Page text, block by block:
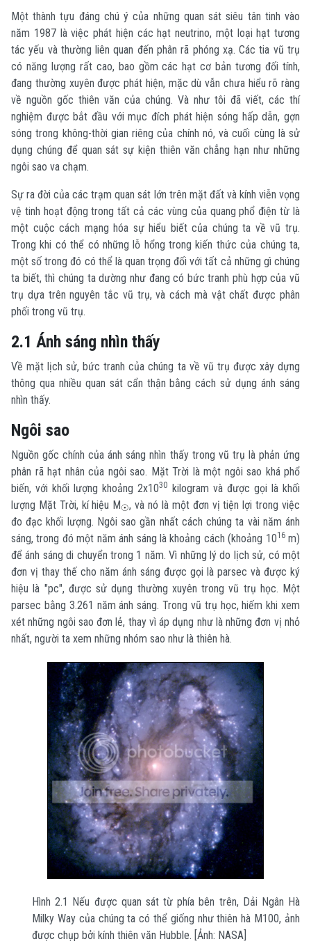
Một thành tựu đáng chú ý của những quan sát siêu tân tinh vào
năm 1987 là việc phát hiện các hạt neutrino, một loại hạt tương
tác yếu và thường liên quan đến phân rã phóng xạ. Các tia vũ trụ
có năng lượng rất cao, bao gồm các hạt cơ bản tương đối tính,
đang thường xuyên được phát hiện, mặc dù vẫn chưa hiểu rõ ràng
về nguồn gốc thiên văn của chúng. Và như tôi đã viết, các thí
nghiệm được bắt đầu với mục đích phát hiện sóng hấp dẫn, gợn
sóng trong không-thời gian riêng của chính nó, và cuối cùng là sử
dụng chúng để quan sát sự kiện thiên văn chẳng hạn như những
ngôi sao va chạm.
Sự ra đời của các trạm quan sát lớn trên mặt đất và kính viễn vọng
vệ tinh hoạt động trong tất cả các vùng của quang phổ điện từ là
một cuộc cách mạng hóa sự hiểu biết của chúng ta về vũ trụ.
Trong khi có thể có những lỗ hổng trong kiến thức của chúng ta,
một số trong đó có thể là quan trọng đối với tất cả những gì chúng
ta biết, thì chúng ta dường như đang có bức tranh phù hợp của vũ
trụ dựa trên nguyên tắc vũ trụ, và cách mà vật chất được phân
phối trong vũ trụ.
2.1 Ánh sáng nhìn thấy
Về mặt lịch sử, bức tranh của chúng ta về vũ trụ được xây dựng
thông qua nhiều quan sát cẩn thận bằng cách sử dụng ánh sáng
nhìn thấy.
Ngôi sao
Nguồn gốc chính của ánh sáng nhìn thấy trong vũ trụ là phản ứng
phân rã hạt nhân của ngôi sao. Mặt Trời là một ngôi sao khá phổ
biến, với khối lượng khoảng 2x1030
kilogram và được gọi là khối
lượng Mặt Trời, kí hiệu M ☉, và nó là một đơn vị tiện lợi trong việc
đo đạc khối lượng. Ngôi sao gần nhất cách chúng ta vài năm ánh
sáng, trong đó một năm ánh sáng là khoảng cách (khoảng 1016m)
để ánh sáng di chuyển trong 1 năm. Vì những lý do lịch sử, có một
đơn vị thay thế cho năm ánh sáng được gọi là parsec và được ký
hiệu là "pc", được sử dụng thường xuyên trong vũ trụ học. Một
parsec bằng 3.261 năm ánh sáng. Trong vũ trụ học, hiếm khi xem
xét những ngôi sao đơn lẻ, thay vì áp dụng như là những đơn vị nhỏ
nhất, người ta xem những nhóm sao như là thiên hà.
Hình 2.1 Nếu được quan sát từ phía bên trên, Dải Ngân Hà
Milky Way của chúng ta có thể giống như thiên hà M100, ảnh
được chụp bởi kính thiên văn Hubble. [Ảnh: NASA]